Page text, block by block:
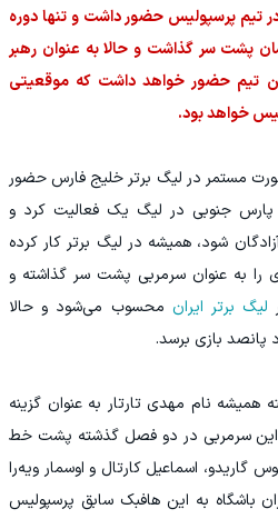
تیم پرسپولیس حضور داشت و تنها دوره
پشت سر گذاشت و حالا به عنوان رهبر
تیم حضور خواهد داشت که موقعیتی
خواهد بود.
به صورت مستمر در لیگ برتر خلیج فارس حضور
جنوبی در لیگ یک فعالیت کرد و
شود، همیشه در لیگ برتر کار کرده
در مجموع 423 بازی را به عنوان سرمربی پشت سر گذاشته و
لیگ برتر ایران محسوب می‌شود و حالا
پانصد بازی برسد.
همیشه نام مهدی تارتار به عنوان گزینه
این سرمربی در دو فصل گذشته پشت خط
گاریدو، اسماعیل کارتال و اوسمار ویه‌را
باشگاه به این هافبک سابق پرسپولیس